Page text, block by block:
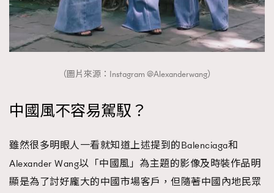
（圖片來源：Instagram @Alexanderwang）
中國風不容易駕馭？
雖然很多明眼人一看就知道上述提到的Balenciaga和
Alexander Wang以「中國風」為主題的影像及時裝作品明
顯是為了討好龐大的中國市場客戶，但隨著中國內地民眾